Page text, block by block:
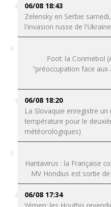
06/08 18:43
Zelensky en Serbie
l'invasion russe de
Foot: la Conmebol
"préoccupation face
06/08 18:20
La Slovaquie enregistre
température pour le
météorologiques)
Hantavirus : la Française
MV Hondius est sortie
06/08 17:34